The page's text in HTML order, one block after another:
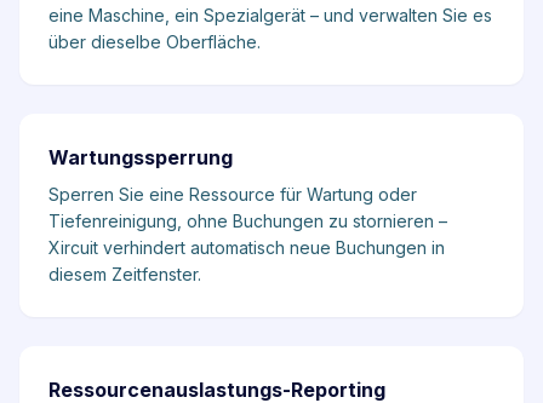
eine Maschine, ein Spezialgerät – und verwalten Sie es
über dieselbe Oberfläche.
Wartungssperrung
Sperren Sie eine Ressource für Wartung oder
Tiefenreinigung, ohne Buchungen zu stornieren –
Xircuit verhindert automatisch neue Buchungen in
diesem Zeitfenster.
Ressourcenauslastungs-Reporting